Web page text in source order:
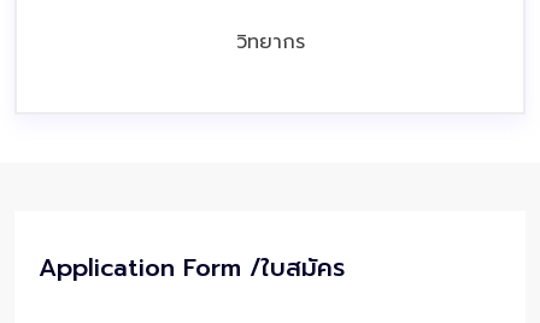
วิทยากร
Application Form /ใบสมัคร